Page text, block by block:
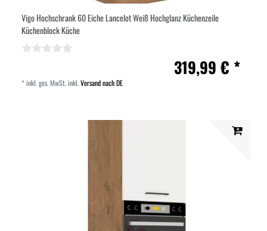
Vigo Hochschrank 60 Eiche Lancelot Weiß Hochglanz Küchenzeile
Küchenblock Küche
319,99 € *
*inkl. ges. MwSt.inkl.Versand nach DE